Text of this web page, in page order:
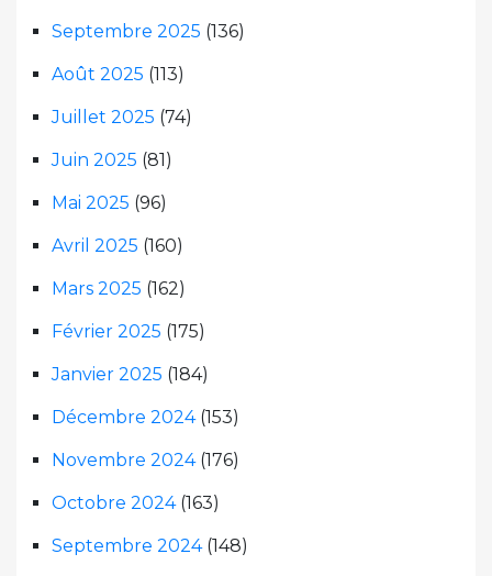
Septembre 2025 (136)
Août 2025 (113)
Juillet 2025 (74)
Juin 2025 (81)
Mai 2025 (96)
Avril 2025 (160)
Mars 2025 (162)
Février 2025 (175)
Janvier 2025 (184)
Décembre 2024(153)
Novembre 2024(176)
Octobre 2024(163)
Septembre 2024(148)